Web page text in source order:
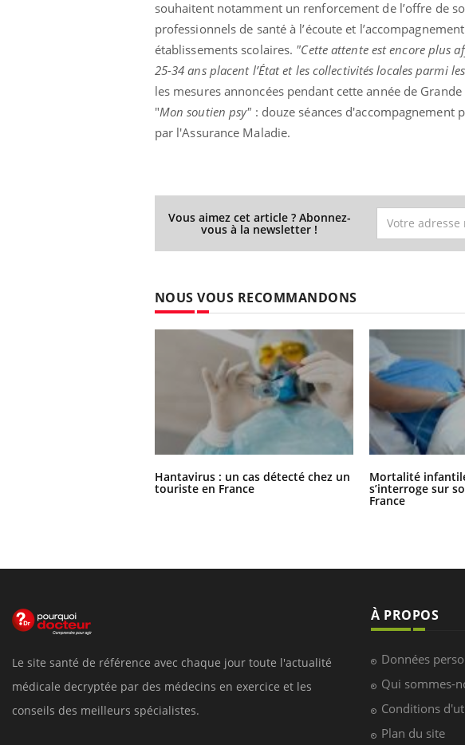
souhaitent notamment un renforcement de l’offre de
professionnels de santé à l’écoute et
établissements scolaires. "Cette attente est encore plus
25-34 ans placent l’État et les collectivités locales parmi
les mesures annoncées pendant cette année de
"Mon soutien psy" : douze séances
par l'Assurance Maladie.
Vous aimez cet article ? Abonnez-
vous à la newsletter !
NOUS VOUS RECOMMANDONS
Hantavirus : un cas détecté chez un
touriste en France
Mortalité
s’interroge sur
France
Le site santé de référence avec chaque jour toute l'actualité
médicale decryptée par des médecins en exercice et les
conseils des meilleurs spécialistes.
À PROPOS
Données
Qui sommes-
Conditions
Plan du site